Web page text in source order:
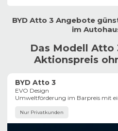
BYD Atto 3 Angebote
im
Das Modell Atto
Aktionspreis
BYD Atto 3
EVO Design
Umweltförderung im Barpreis mit
Nur Privatkunden